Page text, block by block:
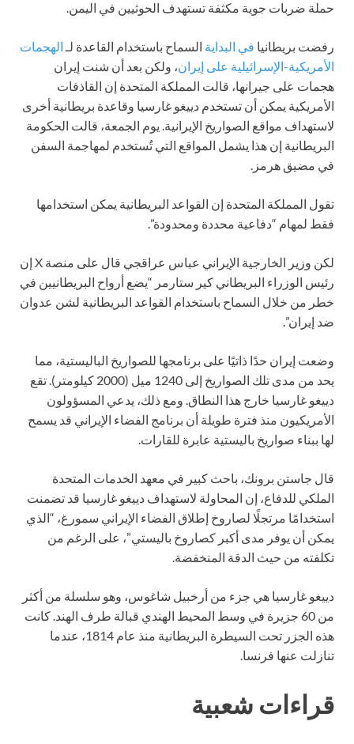
حملة ضربات جوية مكثفة تستهدف الحوثيين في اليمن.
رفضت بريطانيا في البداية السماح باستخدام القاعدة لـ الهجمات
الأمريكية-الإسرائيلية على إيران، ولكن بعد أن شنت إيران
هجمات على جيرانها، قالت المملكة المتحدة إن القاذفات
الأمريكية يمكن أن تستخدم دييغو غارسيا وقاعدة بريطانية أخرى
لاستهداف مواقع الصواريخ الإيرانية. يوم الجمعة، قالت الحكومة
البريطانية إن هذا يشمل المواقع التي تُستخدم لمهاجمة السفن
في مضيق هرمز.
تقول المملكة المتحدة إن القواعد البريطانية يمكن استخدامها
فقط لمهام “دفاعية محددة ومحدودة”.
لكن وزير الخارجية الإيراني عباس عراقجي قال على منصة X إن
رئيس الوزراء البريطاني كير ستارمر “يضع أرواح البريطانيين في
خطر من خلال السماح باستخدام القواعد البريطانية لشن عدوان
ضد إيران”.
وضعت إيران حدًا ذاتيًا على برنامجها للصواريخ الباليستية، مما
يحد من مدى تلك الصواريخ إلى 1240 ميل (2000 كيلومتر). تقع
دييغو غارسيا خارج هذا النطاق. ومع ذلك، يدعي المسؤولون
الأمريكيون منذ فترة طويلة أن برنامج الفضاء الإيراني قد يسمح
لها ببناء صواريخ باليستية عابرة للقارات.
قال جاستن برونك، باحث كبير في معهد الخدمات المتحدة
الملكي للدفاع، إن المحاولة لاستهداف دييغو غارسيا قد تضمنت
استخدامًا مرتجلًا لصاروخ إطلاق الفضاء الإيراني سمورغ، “الذي
يمكن أن يوفر مدى أكبر كصاروخ باليستي”، على الرغم من
تكلفته من حيث الدقة المنخفضة.
دييغو غارسيا هي جزء من أرخبيل شاغوس، وهو سلسلة من أكثر
من 60 جزيرة في وسط المحيط الهندي قبالة طرف الهند. كانت
هذه الجزر تحت السيطرة البريطانية منذ عام 1814، عندما
تنازلت عنها فرنسا.
قراءات شعبية